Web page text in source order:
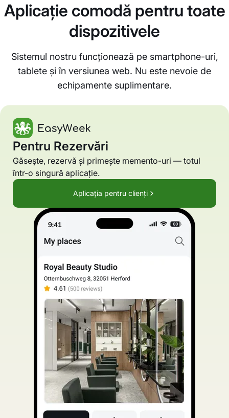
Aplicație comodă pentru toate
dispozitivele
Sistemul nostru funcționează pe smartphone-uri,
tablete și în versiunea web. Nu este nevoie de
echipamente suplimentare.
Pentru Rezervări
Găsește, rezervă și primește memento-uri — totul
într-o singură aplicație.
Aplicația pentru clienți